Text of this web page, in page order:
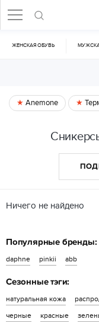
ЖЕНСКАЯ ОБУВЬ
Anemone
Ничего не найдено
Популярные бренды:
daphne pinkii abb
Сезонные тэги:
натуральная кожа
черные
красные